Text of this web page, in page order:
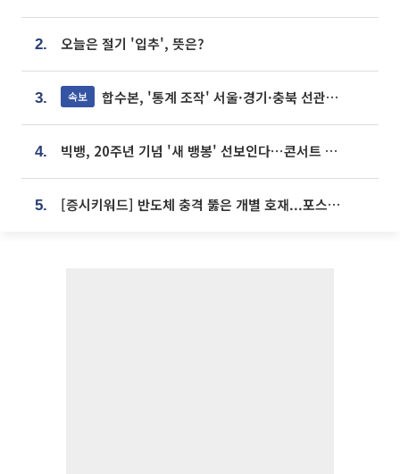
2. 오늘은 절기 '입추', 뜻은?
3. 속보 합수본, '통계 조작' 서울·경기·충북 선관위 등 추가 압수수색
4. 빅뱅, 20주년 기념 '새 뱅봉' 선보인다⋯콘서트 앞두고 팝업 개최
5. [증시키워드] 반도체 충격 뚫은 개별 호재...포스코퓨처엠·에코프로·한화솔루션 '눈길'